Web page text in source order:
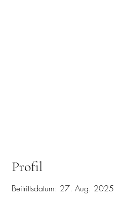
Profil
Beitrittsdatum: 27. Aug. 2025